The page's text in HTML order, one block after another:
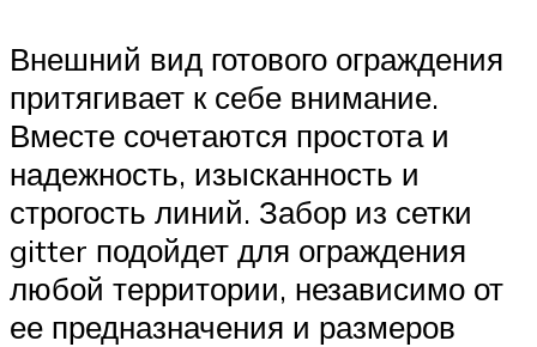
Внешний вид готового ограждения
притягивает к себе внимание.
Вместе сочетаются простота и
надежность, изысканность и
строгость линий. Забор из сетки
gitter подойдет для ограждения
любой территории, независимо от
ее предназначения и размеров